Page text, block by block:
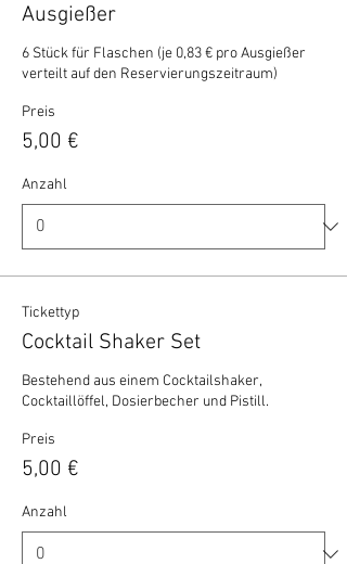
Ausgießer
6 Stück für Flaschen (je 0,83 € pro Ausgießer
verteilt auf den Reservierungszeitraum)
Preis
5,00 €
Anzahl
Tickettyp
Cocktail Shaker Set
Bestehend aus einem Cocktailshaker,
Cocktaillöffel, Dosierbecher und Pistill.
Preis
5,00 €
Anzahl